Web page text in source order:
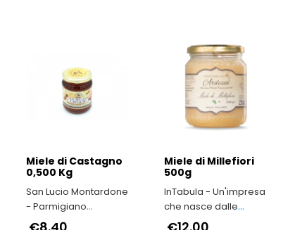
Miele di Castagno
0,500 Kg
San Lucio Montardone
- Parmigiano
Reggiano di
Miele di Millefiori
500g
InTabula - Un'impresa
che nasce dalle
viscere dell’Irpinia